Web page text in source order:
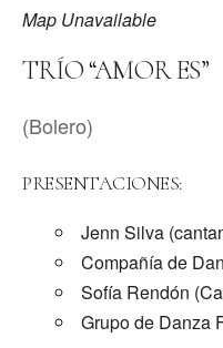
Map Unavailable
TRÍO “AMOR ES”
(Bolero)
PRESENTACIONES:
Jenn Silva
Compañía de
Sofía Rendón
Grupo de Danza